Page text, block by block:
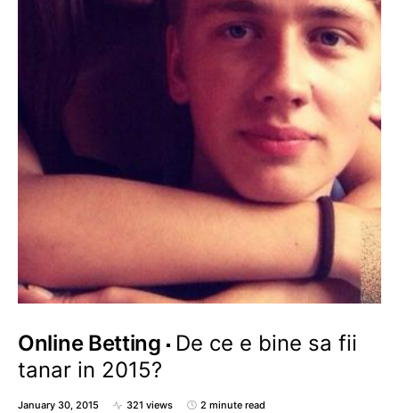
Online Betting
De ce e bine sa fii
tanar in 2015?
January 30, 2015 321 views 2 minute read